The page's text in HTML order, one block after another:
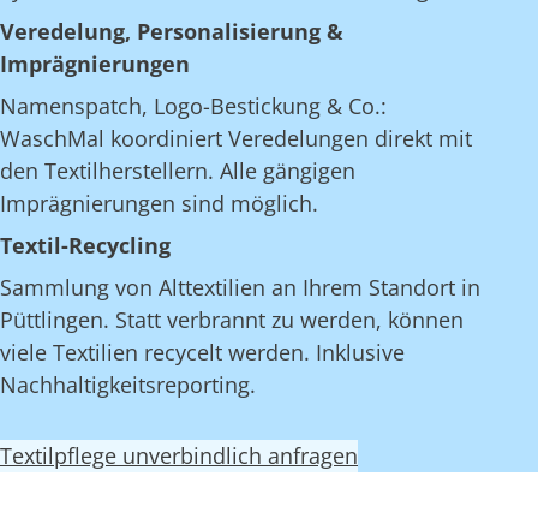
Veredelung, Personalisierung &
Imprägnierungen
Namenspatch, Logo-Bestickung & Co.:
WaschMal koordiniert Veredelungen direkt mit
den Textilherstellern. Alle gängigen
Imprägnierungen sind möglich.
Textil-Recycling
Sammlung von Alttextilien an Ihrem Standort in
Püttlingen. Statt verbrannt zu werden, können
viele Textilien recycelt werden. Inklusive
Nachhaltigkeitsreporting.
Textilpflege unverbindlich anfragen